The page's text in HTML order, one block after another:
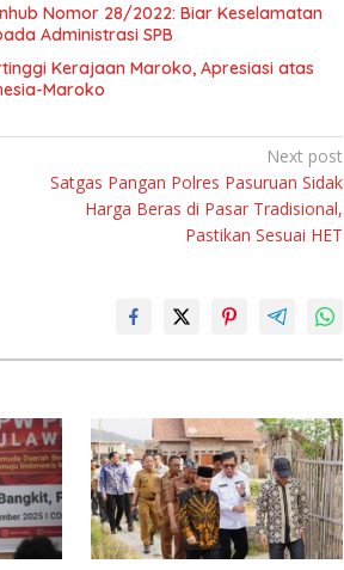
Nomor 28/2022: Biar Keselamatan
Administrasi SPB
Kerajaan Maroko, Apresiasi atas
Maroko
Next post
Satgas Pangan Polres Pasuruan Sidak
Harga Beras di Pasar Tradisional,
Pastikan Sesuai HET